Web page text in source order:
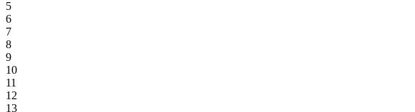
5
6
7
8
9
10
11
12
13